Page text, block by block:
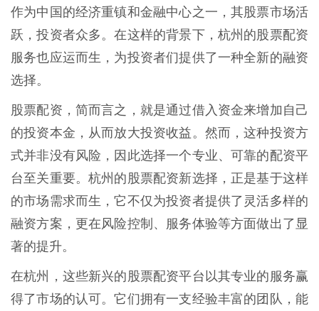
作为中国的经济重镇和金融中心之一，其股票市场活
跃，投资者众多。在这样的背景下，杭州的股票配资
服务也应运而生，为投资者们提供了一种全新的融资
选择。
股票配资，简而言之，就是通过借入资金来增加自己
的投资本金，从而放大投资收益。然而，这种投资方
式并非没有风险，因此选择一个专业、可靠的配资平
台至关重要。杭州的股票配资新选择，正是基于这样
的市场需求而生，它不仅为投资者提供了灵活多样的
融资方案，更在风险控制、服务体验等方面做出了显
著的提升。
在杭州，这些新兴的股票配资平台以其专业的服务赢
得了市场的认可。它们拥有一支经验丰富的团队，能